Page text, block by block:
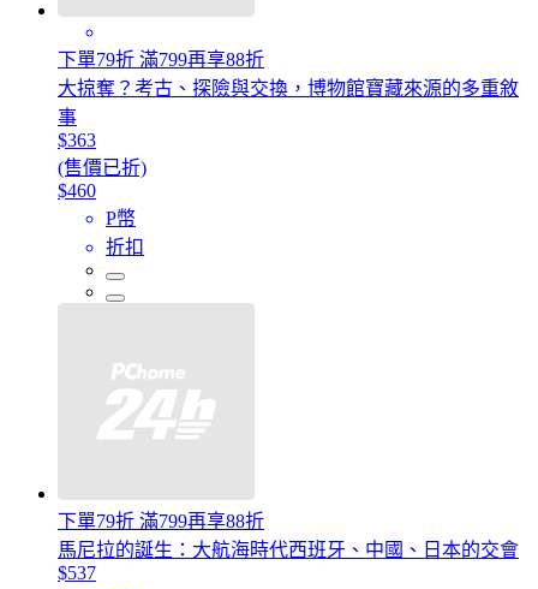
下單79折 滿799再享88折
大掠奪？考古、探險與交換，博物館寶藏來源的多重敘
事
$363
(售價已折)
$460
P幣
折扣
下單79折 滿799再享88折
馬尼拉的誕生：大航海時代西班牙、中國、日本的交會
$537